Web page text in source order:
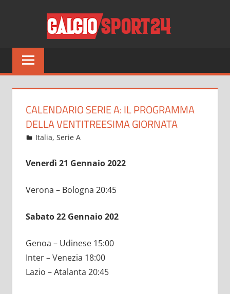
Tutto
sul
del
solo
CALENDARIO SERIE A: IL PROGRAMMA
DELLA VENTITREESIMA GIORNATA
Gennaio 21, 2022
admin
Italia,Serie A
Venerdì 21 Gennaio 2022
Verona – Bologna 20:45
Sabato 22 Gennaio 202
Genoa – Udinese 15:00
Inter – Venezia 18:00
Lazio – Atalanta 20:45